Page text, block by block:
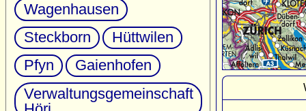
Wagenhausen
Steckborn
Hüttwilen
Pfyn
Gaienhofen
Verwaltungsgemeinschaft